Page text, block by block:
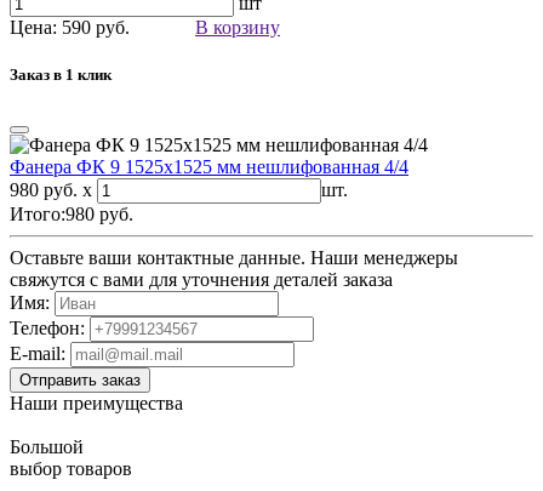
Цена: 590 руб.
В корзину
Заказ в 1 клик
Фанера ФК 9 1525х1525 мм нешлифованная 4/4
980 руб. x
шт.
Итого:980 руб.
Оставьте ваши контактные данные. Наши менеджеры
свяжутся с вами для уточнения деталей заказа
Имя:
Телефон:
E-mail:
Наши преимущества
Большой
выбор товаров